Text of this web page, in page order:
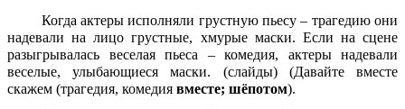
Когда актеры исполняли грустную пьесу – трагедию они
надевали на лицо грустные, хмурые маски. Если на сцене
разыгрывалась веселая пьеса – комедия, актеры надевали
веселые, улыбающиеся маски. (слайды) (Давайте вместе
скажем (трагедия, комедия вместе; шёпотом).